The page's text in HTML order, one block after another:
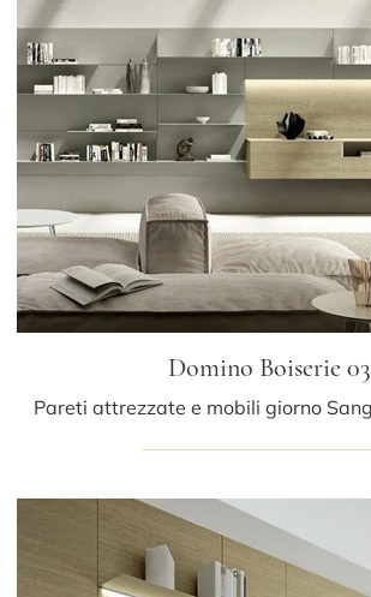
Domino Boiserie 03